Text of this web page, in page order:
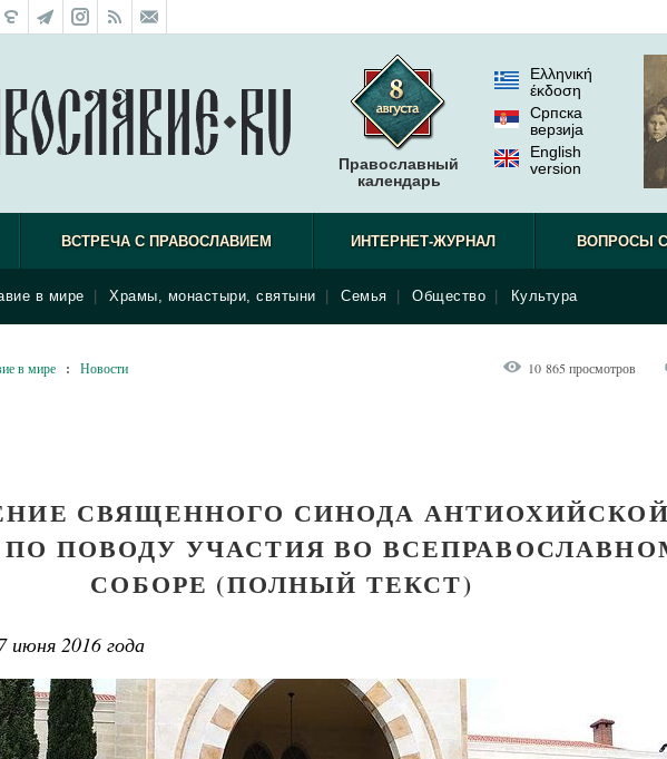
Православный
календарь
Ελληνική
έκδοση
Српска
верзиjа
English
version
ВСТРЕЧА С ПРАВОСЛАВИЕМ ИНТЕРНЕТ-ЖУРНАЛ ВОПРОСЫ
в мире Храмы, монастыри, святыни Семья Общество Культура
в мире : Новости 10 865 просмотров
СВЯЩЕННОГО СИНОДА АНТИОХИЙСКОЙ
ПОВОДУ УЧАСТИЯ ВО
СОБОРЕ (ПОЛНЫЙ ТЕКСТ)
июня 2016 года